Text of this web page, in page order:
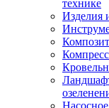
технике
Изделия